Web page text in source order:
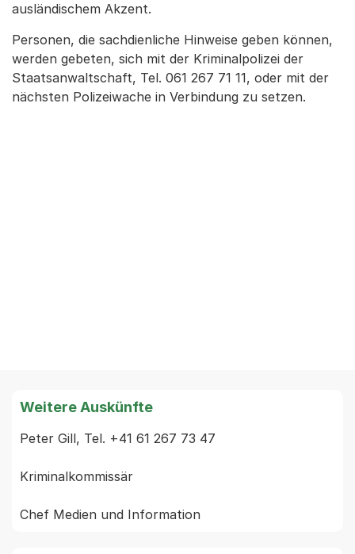
ausländischem Akzent.
Personen, die sachdienliche Hinweise geben können,
werden gebeten, sich mit der Kriminalpolizei der
Staatsanwaltschaft, Tel. 061 267 71 11, oder mit der
nächsten Polizeiwache in Verbindung zu setzen.
Weitere Auskünfte
Peter Gill, Tel. +41 61 267 73 47
Kriminalkommissär